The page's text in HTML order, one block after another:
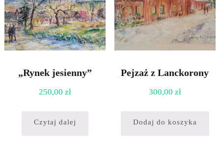
„Rynek jesienny”
250,00zł
Czytaj dalej
Pejzaż z Lanckorony
300,00 zł
Dodaj do koszyka